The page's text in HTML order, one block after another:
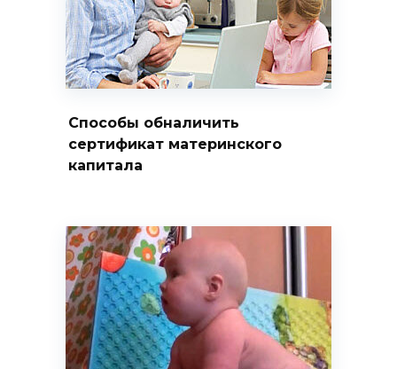
Способы обналичить
сертификат материнского
капитала